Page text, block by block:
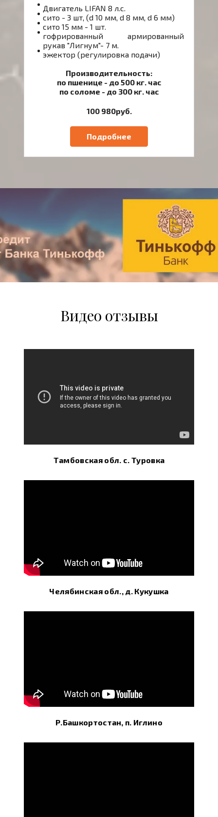
Двигатель LIFAN 8 л.с.
сито - 3 шт, (d 10 мм, d 8 мм, d 6 мм)
сито 15 мм - 1 шт.
гофрированный армированный
рукав "Лигнум"- 7 м.
эжектор (регулировка подачи)
Производительность:
по пшенице - до 500 кг. час
по соломе - до 300 кг. час
100 980руб.
Подробнее
Видео отзывы
Тамбовская обл. с. Туровка
Челябинская обл., д. Кукушка
Р.Башкортостан, п. Иглино